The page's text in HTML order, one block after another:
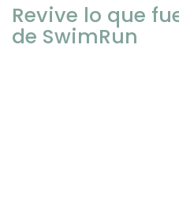
Revive lo que
de SwimRun